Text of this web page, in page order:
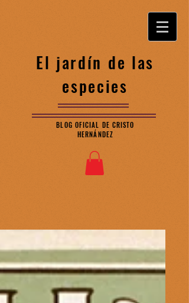
El jardín de las
especies
BLOG OFICIAL DE CRISTO
HERNÁNDEZ